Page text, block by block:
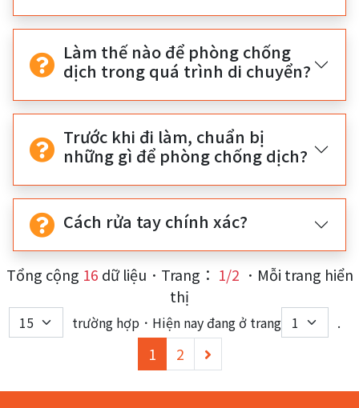
Làm thế nào để phòng chống
dịch trong quá trình di chuyển?
Trước khi đi làm, chuẩn bị
những gì để phòng chống dịch?
Cách rửa tay chính xác?
Tổng cộng 16 dữ liệu．Trang： 1/2 ．Mỗi trang hiển
thị
trường hợp．Hiện nay đang ở trang .
1 (current)
2
下
一
頁